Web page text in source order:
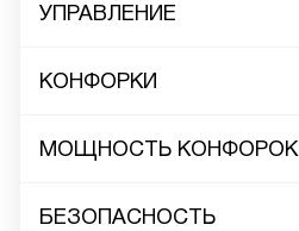
УПРАВЛЕНИЕ
КОНФОРКИ
МОЩНОСТЬ КОНФОРОК
БЕЗОПАСНОСТЬ